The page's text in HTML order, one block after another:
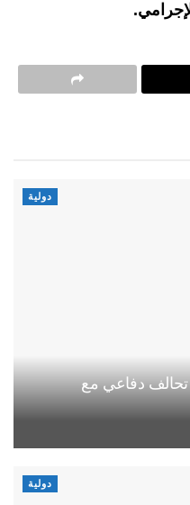
دولية
دفاعي مع
دولية